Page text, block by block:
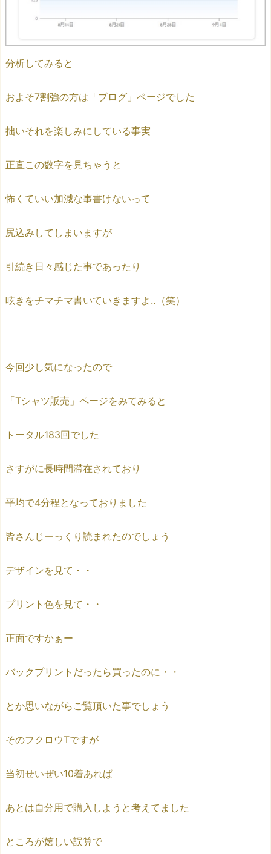
分析してみると
およそ7割強の方は「ブログ」ページでした
拙いそれを楽しみにしている事実
正直この数字を見ちゃうと
怖くていい加減な事書けないって
尻込みしてしまいますが
引続き日々感じた事であったり
呟きをチマチマ書いていきますよ‥（笑）
今回少し気になったので
「Tシャツ販売」ページをみてみると
トータル183回でした
さすがに長時間滞在されており
平均で4分程となっておりました
皆さんじーっくり読まれたのでしょう
デザインを見て・・
プリント色を見て・・
正面ですかぁー
バックプリントだったら買ったのに・・
とか思いながらご覧頂いた事でしょう
そのフクロウTですが
当初せいぜい10着あれば
あとは自分用で購入しようと考えてました
ところが嬉しい誤算で